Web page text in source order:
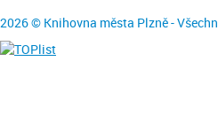
2026 © Knihovna města Plzně -